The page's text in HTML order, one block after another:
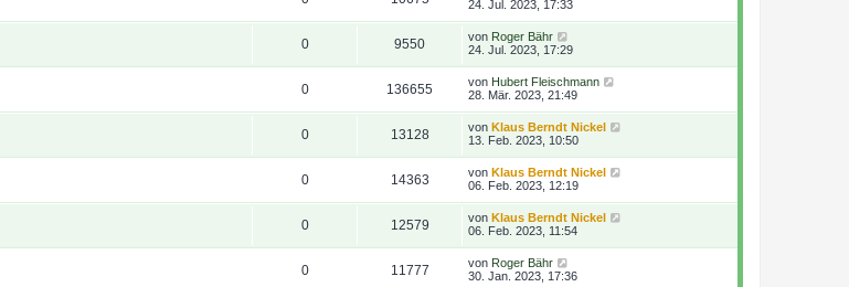
24. Jul. 2023, 17:33
0 9550 von Roger Bähr
24. Jul. 2023, 17:29
0 136655 von Hubert Fleischmann
28. Mär. 2023, 21:49
0 13128 von Klaus Berndt Nickel
13. Feb. 2023, 10:50
0 14363 von Klaus Berndt Nickel
06. Feb. 2023, 12:19
0 12579 von Klaus Berndt Nickel
06. Feb. 2023, 11:54
0 11777 von Roger Bähr
30. Jan. 2023, 17:36